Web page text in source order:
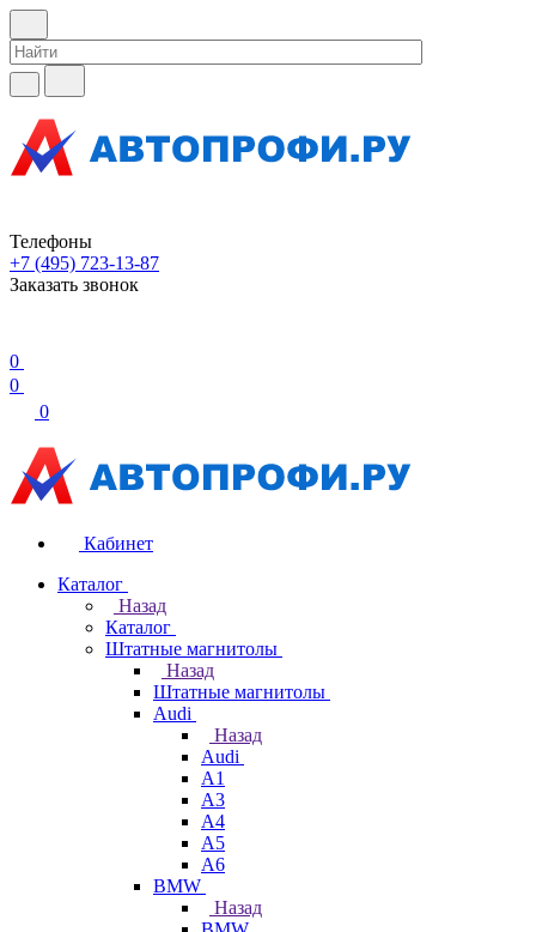
Телефоны
+7 (495) 723-13-87
Заказать звонок
0
0
0
Кабинет
Каталог
Назад
Каталог
Штатные магнитолы
Назад
Штатные магнитолы
Audi
Назад
Audi
A1
A3
A4
A5
A6
BMW
Назад